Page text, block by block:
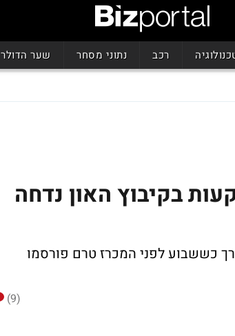
רכב נתוני מסחר שער הדולר
בקיבוץ האון נדחה
כששבוע לפני המכרז טרם פורסמו
(9)